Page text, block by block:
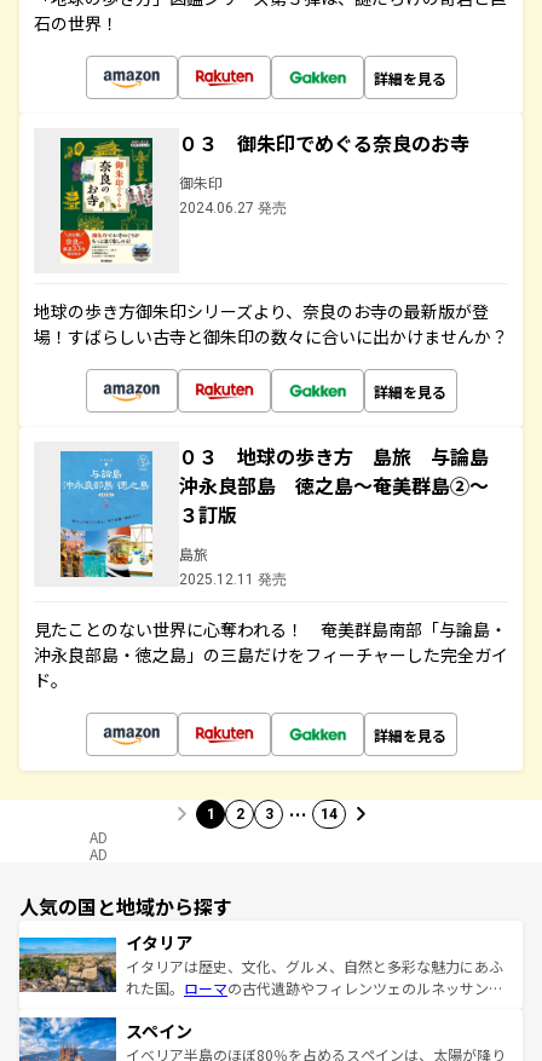
石の世界！
詳細を見る
０３ 御朱印でめぐる奈良のお寺
御朱印
2024.06.27 発売
地球の歩き方御朱印シリーズより、奈良のお寺の最新版が登
場！すばらしい古寺と御朱印の数々に合いに出かけませんか？
詳細を見る
０３ 地球の歩き方 島旅 与論島
沖永良部島 徳之島～奄美群島②～
３訂版
島旅
2025.12.11 発売
見たことのない世界に心奪われる！ 奄美群島南部「与論島・
沖永良部島・徳之島」の三島だけをフィーチャーした完全ガイ
ド。
詳細を見る
1 2 3 … 14
AD
AD
人気の国と地域から探す
イタリア
イタリアは歴史、文化、グルメ、自然と多彩な魅力にあふ
れた国。 ローマの古代遺跡やフィレンツェのルネッサンス
ろん、トスカーナの美しい田園風景やアマルフィ海岸の絶
景など、自然景観も見逃せない。観光の合間には、本場の
スペイン
イベリア半島のほぼ80％を占めるスペインは、太陽が降り